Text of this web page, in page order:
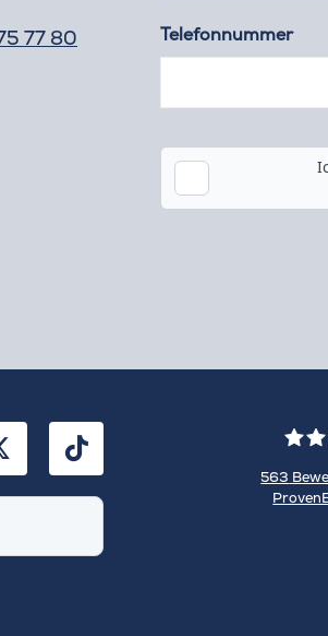
77 80 Telefonnummer
TwitterTikTok
563